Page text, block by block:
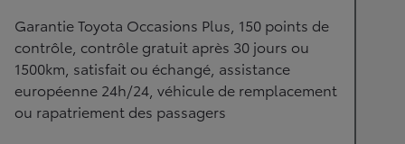
Garantie Toyota Occasions Plus, 150 points de
contrôle, contrôle gratuit après 30 jours ou
1500km, satisfait ou échangé, assistance
européenne 24h/24, véhicule de remplacement
ou rapatriement des passagers